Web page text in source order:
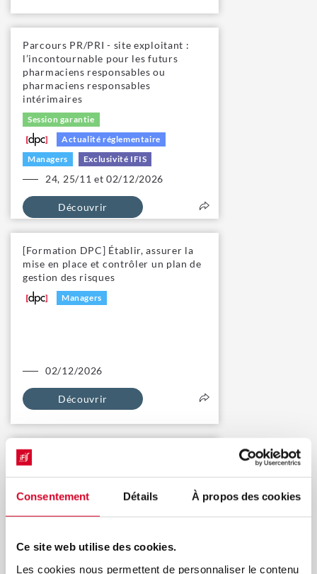
Consentement Détails À propos des cookies
Ce site web utilise des cookies.
Les cookies nous permettent de personnaliser le contenu
Parcours PR/PRI - site exploitant :
l’incontournable pour les futurs
pharmaciens responsables ou
pharmaciens responsables
intérimaires
Session garantie
Actualité réglementaire
Managers
Exclusivité IFIS
24, 25/11 et 02/12/2026
Découvrir
[Formation DPC] Établir, assurer la
mise en place et contrôler un plan de
gestion des risques
Managers
02/12/2026
Découvrir
Réussir une inspection ANSM
d’établissement exploitant :
Managers